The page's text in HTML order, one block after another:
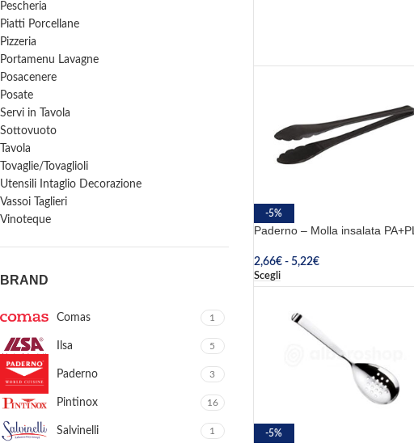
Pescheria
Piatti Porcellane
Pizzeria
Portamenu Lavagne
Posacenere
Posate
Servi in Tavola
Sottovuoto
Tavola
Tovaglie/Tovaglioli
Utensili Intaglio Decorazione
Vassoi Taglieri
Vinoteque
BRAND
Comas 1
Ilsa 5
Paderno 3
Pintinox 16
Salvinelli 1
-5%
Paderno – Molla insalata
2,66€ - 5,22€
Scegli
-5%